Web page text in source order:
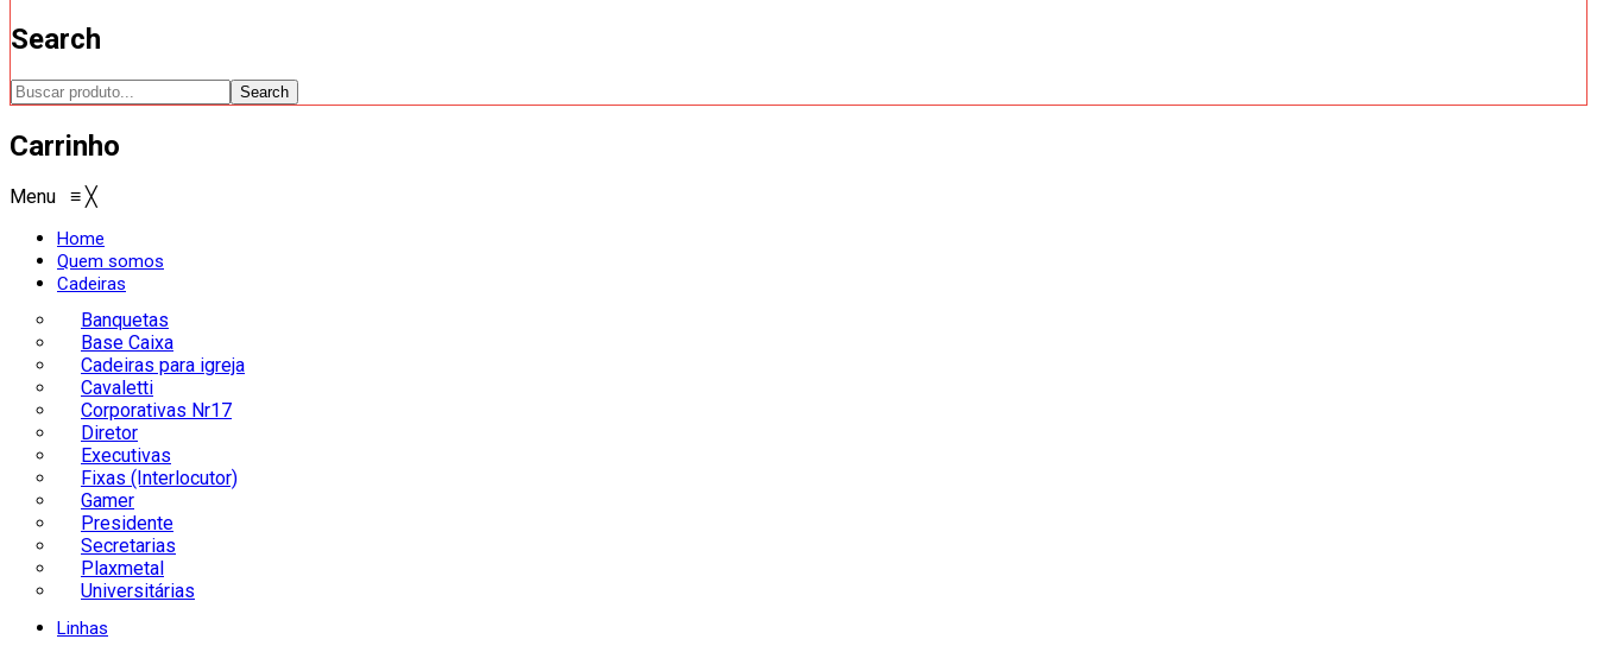
Search
Search
Carrinho
Menu ≡ ╳
Home
Quem somos
Cadeiras
Banquetas
Base Caixa
Cadeiras para igreja
Cavaletti
Corporativas Nr17
Diretor
Executivas
Fixas (Interlocutor)
Gamer
Presidente
Secretarias
Plaxmetal
Universitárias
Linhas